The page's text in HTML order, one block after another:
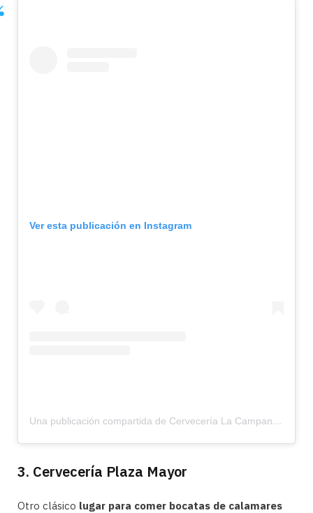
Ver esta publicación en Instagram
Una publicación compartida de Cervecería La Campana (@lacampana.oficial)
3. Cervecería Plaza Mayor
Otro clásico lugar para comer bocatas de calamares